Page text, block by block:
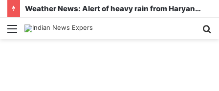
Weather News: Alert of heavy rain from Haryana-Gujarat to Odisha, monsoon is active in many states
Menu